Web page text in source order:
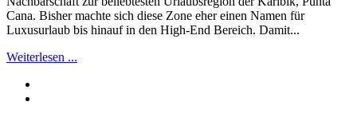
Cana. Bisher machte sich diese Zone eher einen Namen für
Luxusurlaub bis hinauf in den High-End Bereich. Damit...
Weiterlesen ...